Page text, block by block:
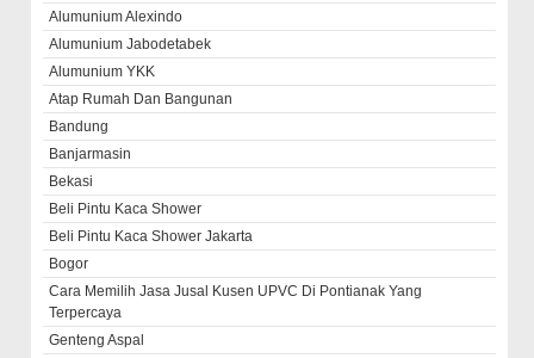
Alumunium Alexindo
Alumunium Jabodetabek
Alumunium YKK
Atap Rumah Dan Bangunan
Bandung
Banjarmasin
Bekasi
Beli Pintu Kaca Shower
Beli Pintu Kaca Shower Jakarta
Bogor
Cara Memilih Jasa Jusal Kusen UPVC Di Pontianak Yang
Terpercaya
Genteng Aspal